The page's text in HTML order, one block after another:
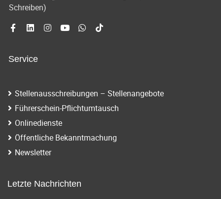
Schreiben)
Service
Stellenausschreibungen – Stellenangebote
Führerschein-Pflichtumtausch
Onlinedienste
Öffentliche Bekanntmachung
Newsletter
Letzte Nachrichten